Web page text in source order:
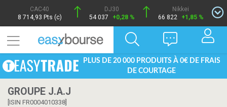
CAC40
8 714,93 Pts (c)
DJ30
54 037
+0,28 %
Nikkei
66 822
+1,85 %
PLUS DE 20 000 PRODUITS À 0€ DE FRAIS
DE COURTAGE
GROUPE J.A.J
[ISIN FR0004010338]